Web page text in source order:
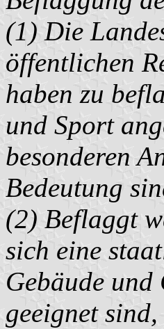
(1) Die
öffentlichen
haben zu
und Sport
besonderen
Bedeutung
(2) Beflaggt
sich eine
Gebäude
geeignet